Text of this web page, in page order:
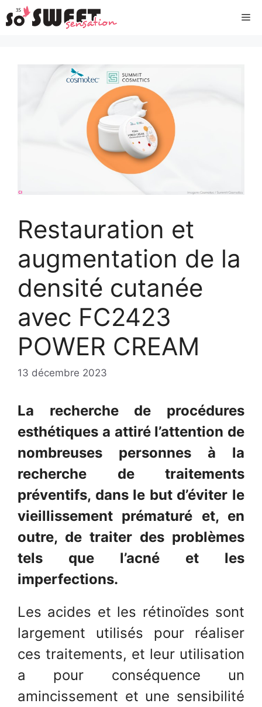
Aller
au
Restauration et
augmentation de la
densité cutanée
avec FC2423
POWER CREAM
13 décembre 2023
La recherche de procédures
esthétiques a attiré l’attention de
nombreuses personnes à la
recherche de traitements
préventifs, dans le but d’éviter le
vieillissement prématuré et, en
outre, de traiter des problèmes
tels que l’acné et les
imperfections.
Les acides et les rétinoïdes sont
largement utilisés pour réaliser
ces traitements, et leur utilisation
a pour conséquence un
amincissement et une sensibilité